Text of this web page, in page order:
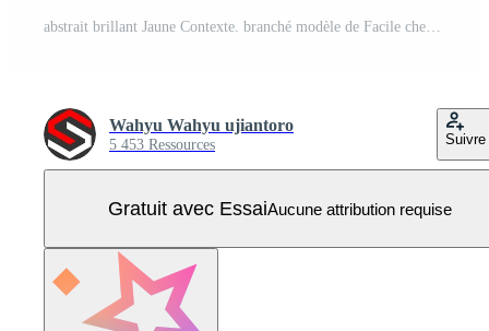
abstrait brillant Jaune Contexte. branché modèle de Facile chevauchement cercles. eps10 Vecteur Pro
Wahyu Wahyu ujiantoro
5 453 Ressources Suivre
Gratuit avec EssaiAucune attribution requise